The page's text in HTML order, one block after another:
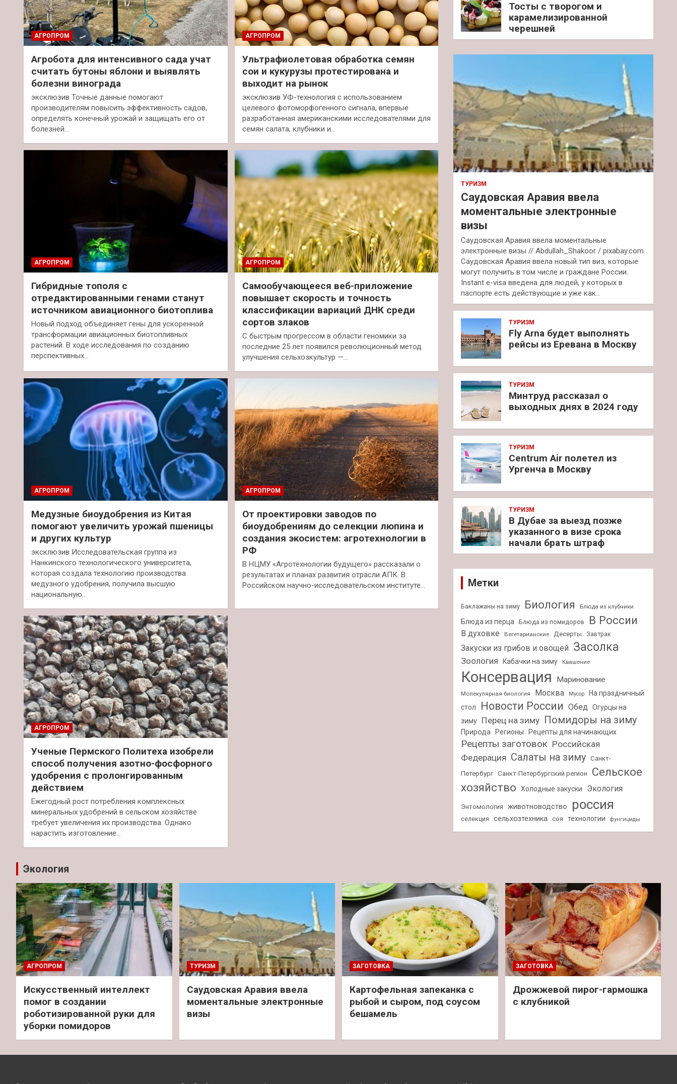
АГРОПРОМ
Агробота для интенсивного сада учат
считать бутоны яблони и выявлять
болезни винограда
эксклюзив Точные данные помогают
производителям повысить эффективность садов,
определять конечный урожай и защищать его от
болезней…
АГРОПРОМ
Ультрафиолетовая обработка семян
сои и кукурузы протестирована и
выходит на рынок
эксклюзив УФ-технология с использованием
целевого фотоморфогенного сигнала, впервые
разработанная американскими исследователями для
семян салата, клубники и…
АГРОПРОМ
Гибридные тополя с
отредактированными генами станут
источником авиационного биотоплива
Новый подход объединяет гены для ускоренной
трансформации авиационных биотопливных
растений. В ходе исследования по созданию
перспективных…
АГРОПРОМ
Самообучающееся веб-приложение
повышает скорость и точность
классификации вариаций ДНК среди
сортов злаков
С быстрым прогрессом в области геномики за
последние 25 лет появился революционный метод
улучшения сельхозкультур —…
АГРОПРОМ
Медузные биоудобрения из Китая
помогают увеличить урожай пшеницы
и других культур
эксклюзив Исследовательская группа из
Нанкинского технологического университета,
которая создала технологию производства
медузного удобрения, получила высшую
национальную…
АГРОПРОМ
От проектировки заводов по
биоудобрениям до селекции люпина и
создания экосистем: агротехнологии в
РФ
В НЦМУ «Агротехнологии будущего» рассказали о
результатах и планах развития отрасли АПК. В
Российском научно-исследовательском институте…
АГРОПРОМ
Ученые Пермского Политеха изобрели
способ получения азотно-фосфорного
удобрения с пролонгированным
действием
Ежегодный рост потребления комплексных
минеральных удобрений в сельском хозяйстве
требует увеличения их производства. Однако
нарастить изготовление…
Тосты с творогом и
карамелизированной
черешней
ТУРИЗМ
Саудовская Аравия ввела
моментальные электронные
визы
Саудовская Аравия ввела моментальные
электронные визы // Abdullah_Shakoor / pixabay.com
Саудовская Аравия ввела новый тип виз, которые
могут получить в том числе и граждане России.
Instant e-visa введена для людей, у которых в
паспорте есть действующие и уже как…
ТУРИЗМ
Fly Arna будет выполнять
рейсы из Еревана в Москву
ТУРИЗМ
Минтруд рассказал о
выходных днях в 2024 году
ТУРИЗМ
Centrum Air полетел из
Ургенча в Москву
ТУРИЗМ
В Дубае за выезд позже
указанного в визе срока
начали брать штраф
Метки
Баклажаны на зиму Биология Блюда из клубники
Блюда из перца Блюда из помидоров В России
В духовке Вегетарианские Десерты Завтрак
Закуски из грибов и овощей Засолка
Зоология Кабачки на зиму Квашение
Консервация Маринование
Молекулярная биология Москва Мусор
На праздничный
стол
Новости России Обед
Огурцы на
зиму
Перец на зиму Помидоры на зиму
Природа Регионы Рецепты для начинающих
Рецепты заготовок Российская
Федерация Салаты на зиму
Санкт-
Петербург Санкт-Петербургский регион
Сельское
хозяйство
Холодные закуски Экология
Энтомология животноводство россия
селекция сельхозтехника соя технологии фунгициды
Экология
АГРОПРОМ
Искусственный интеллект
помог в создании
роботизированной руки для
уборки помидоров
ТУРИЗМ
Саудовская Аравия ввела
моментальные электронные
визы
ЗАГОТОВКА
Картофельная запеканка с
рыбой и сыром, под соусом
бешамель
ЗАГОТОВКА
Дрожжевой пирог-гармошка
с клубникой